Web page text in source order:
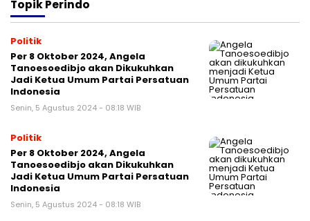
TopikPerindo
Politik
Per 8 Oktober 2024, Angela
Tanoesoedibjo akan Dikukuhkan
Jadi Ketua Umum Partai Persatuan
Indonesia
Senin, 5 Agustus 2024 - 08:18 WIB
Politik
Per 8 Oktober 2024, Angela
Tanoesoedibjo akan Dikukuhkan
Jadi Ketua Umum Partai Persatuan
Indonesia
Senin, 5 Agustus 2024 - 08:18 WIB